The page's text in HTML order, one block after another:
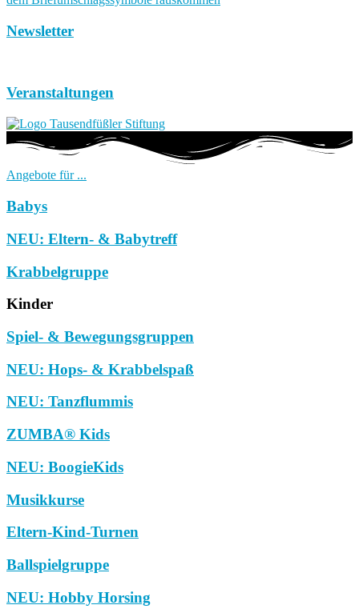
Newsletter
Veranstaltungen
Angebote für ...
Babys
NEU: Eltern- & Babytreff
Krabbelgruppe
Kinder
Spiel- & Bewegungsgruppen
NEU: Hops- & Krabbelspaß
NEU: Tanzflummis
ZUMBA® Kids
NEU: BoogieKids
Musikkurse
Eltern-Kind-Turnen
Ballspielgruppe
NEU: Hobby Horsing